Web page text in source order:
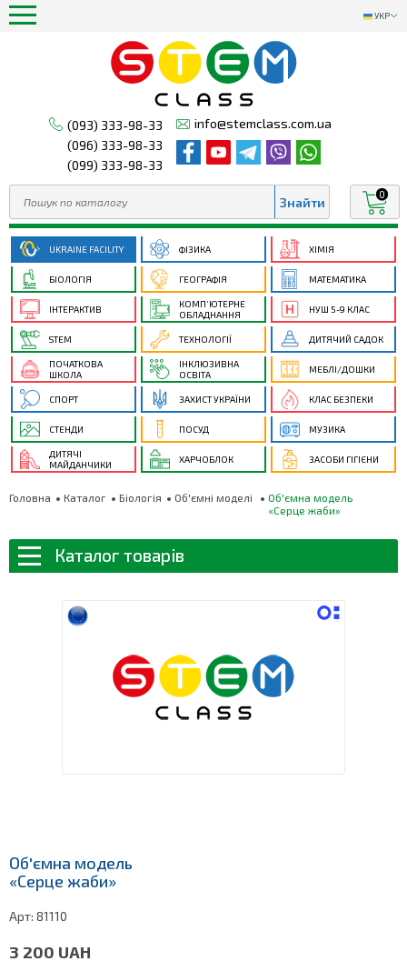
УКР
(093) 333-98-33
(096) 333-98-33
(099) 333-98-33
info@stemclass.com.ua
0
UKRAINE FACILITY ФІЗИКА ХІМІЯ
БІОЛОГІЯ ГЕОГРАФІЯ МАТЕМАТИКА
ІНТЕРАКТИВ
КОМП’ЮТЕРНЕ
ОБЛАДНАННЯ
НУШ 5-9 КЛАС
STEM ТЕХНОЛОГІЇ ДИТЯЧИЙ САДОК
ПОЧАТКОВА
ШКОЛА
ІНКЛЮЗИВНА
ОСВІТА
МЕБЛІ/ДОШКИ
СПОРТ ЗАХИСТ УКРАЇНИ КЛАС БЕЗПЕКИ
СТЕНДИ ПОСУД МУЗИКА
ДИТЯЧІ
МАЙДАНЧИКИ
ХАРЧОБЛОК ЗАСОБИ ГІГІЄНИ
Головна Каталог Біологія Об'ємні моделі
Об'ємна модель
«Серце жаби»
Каталог товарів
Об'ємна модель
«Серце жаби»
Арт: 81110
3 200 UAH